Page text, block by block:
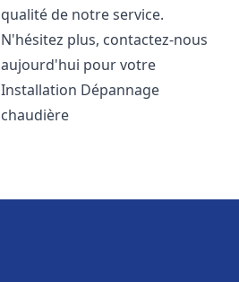
qualité de notre service.
N'hésitez plus, contactez-nous
aujourd'hui pour votre
Installation Dépannage
chaudière